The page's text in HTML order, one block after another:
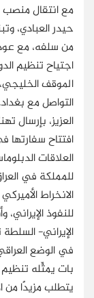
مع انتقال منصب
حيدر العبادي،
من سلفه، مع
اجتياح تنظيم
الموقف
التواصل مع
العزيز، بإرسال
العلاقات
للمملكة في
الانخراط
للنفوذ
الإيراني-
في الوضع
بات يمثِّله
يتطلب مزيدًا من